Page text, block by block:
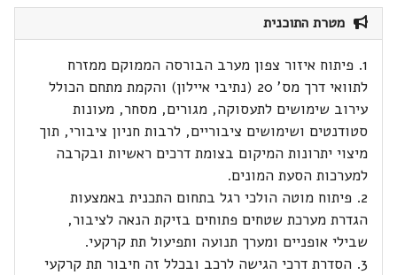
מטרת התוכנית
1. פיתוח איזור צפון מערב הבורסה הממוקם ממזרח
לתוואי דרך מס' 20 (נתיבי איילון) והקמת מתחם הכולל
עירוב שימושים לתעסוקה, מגורים, מסחר, מעונות
סטודנטים ושימושים ציבוריים, לרבות חניון ציבורי, תוך
מיצוי יתרונות המיקום בצומת דרכים ראשיות ובקרבה
למערכות הסעת המונים.
2. פיתוח מוטה הולכי רגל בתחום התכנית באמצעות
הגדרת מערכת שטחים פתוחים בזיקת הנאה לציבור,
שבילי אופניים ומערך תנועה ותפיעול תת קרקעי.
3. הסדרת דרכי הגישה לרכב ובכלל זה חיבור תת קרקעי